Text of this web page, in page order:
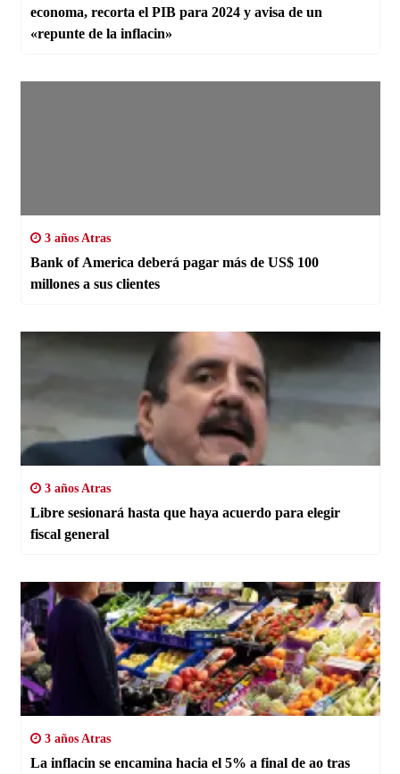
economa, recorta el PIB para 2024 y avisa de un
«repunte de la inflacin»
3 años Atras
Bank of America deberá pagar más de US$ 100
millones a sus clientes
3 años Atras
Libre sesionará hasta que haya acuerdo para elegir
fiscal general
3 años Atras
La inflacin se encamina hacia el 5% a final de ao tras